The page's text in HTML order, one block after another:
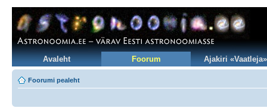
Avaleht Foorum Ajakiri «Vaatleja»
Foorumi pealeht